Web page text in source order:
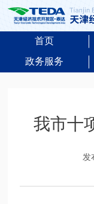
首页
政务服务
我市十
发